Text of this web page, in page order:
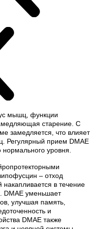
мышц, функции
старение. С
замедляется, что влияет
Регулярный прием DMAE
уровня.
– отход
накапливается в течение
DMAE уменьшает
улучшая память,
и
DMAE также